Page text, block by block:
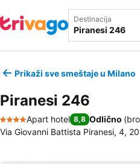
Destinacija
Prikaži sve smeštaje u Milano
Piranesi 246
4 Zvezdice
Apart hotel 8,8 Odlično (
Via Giovanni Battista Piranesi, 4,